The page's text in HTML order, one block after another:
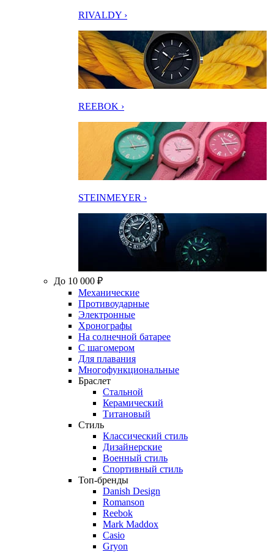
RIVALDY ›
REEBOK ›
STEINMEYER ›
До 10 000 ₽
Механические
Противоударные
Электронные
Хронографы
На солнечной батарее
С шагомером
Для плавания
Многофункциональные
Браслет
Стальной
Керамический
Титановый
Стиль
Классический стиль
Дизайнерские
Военный стиль
Спортивный стиль
Топ-бренды
Danish Design
Romanson
Reebok
Mark Maddox
Casio
Gryon